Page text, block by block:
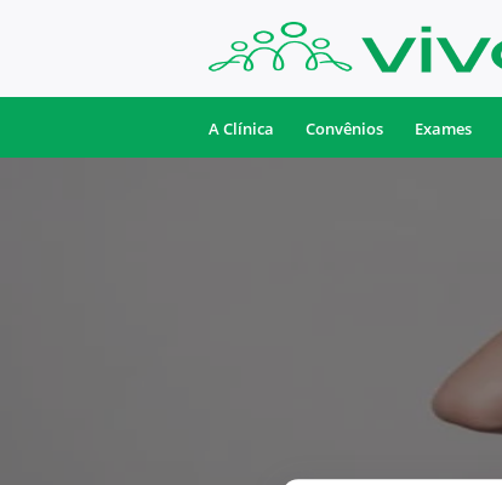
A Clínica Convênios Exames